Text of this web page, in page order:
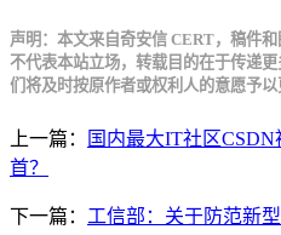
声明：本文来自奇安信 CERT，稿件
不代表本站立场，转载目的在于传递
们将及时按原作者或权利人的意愿予以
上一篇：
国内最大IT社区
首？
下一篇： 工信部：关于防范新